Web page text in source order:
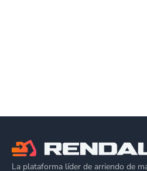
La plataforma líder de arriendo de